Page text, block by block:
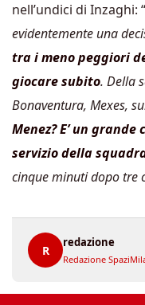
nell’undici di Inzaghi: “
evidentemente una
tra i meno peggiori
giocare subito. Della
Bonaventura, Mexes,
Menez? E’ un
servizio della
cinque minuti dopo tre
R
redazione
Redazione